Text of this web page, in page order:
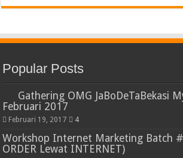
Popular Posts
Gathering OMG JaBoDeTaBekasi
Februari 2017
Februari 19, 2017 4
Workshop Internet Marketing Batch
ORDER Lewat INTERNET)